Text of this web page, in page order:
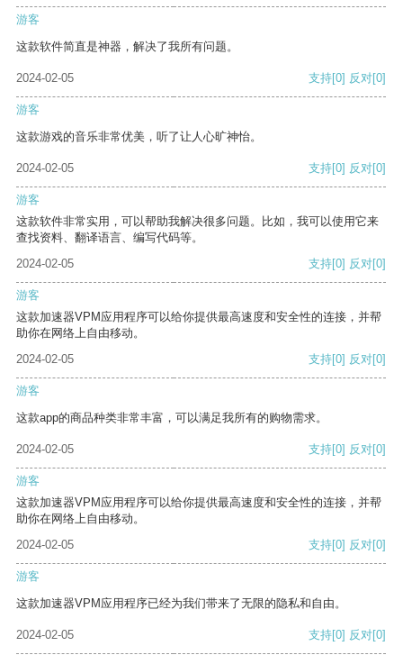
游客
这款软件简直是神器，解决了我所有问题。
2024-02-05 支持[0] 反对[0]
游客
这款游戏的音乐非常优美，听了让人心旷神怡。
2024-02-05 支持[0] 反对[0]
游客
这款软件非常实用，可以帮助我解决很多问题。比如，我可以使用它来
查找资料、翻译语言、编写代码等。
2024-02-05
支持[0] 反对[0]
游客
这款加速器VPM应用程序可以给你提供最高速度和安全性的连接，并帮
助你在网络上自由移动。
2024-02-05
支持[0] 反对[0]
游客
这款app的商品种类非常丰富，可以满足我所有的购物需求。
2024-02-05 支持[0] 反对[0]
游客
这款加速器VPM应用程序可以给你提供最高速度和安全性的连接，并帮
助你在网络上自由移动。
2024-02-05
支持[0] 反对[0]
游客
这款加速器VPM应用程序已经为我们带来了无限的隐私和自由。
2024-02-05 支持[0] 反对[0]